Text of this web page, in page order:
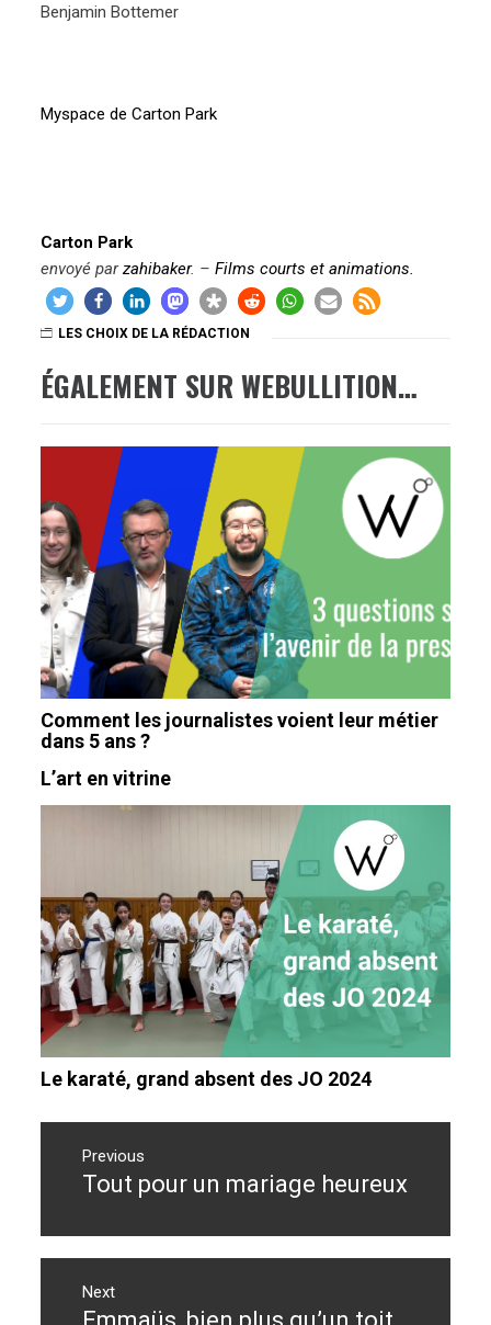
Benjamin Bottemer
Myspace de Carton Park
Carton Park
envoyé parzahibaker. –Films courts et animations.
LES CHOIX DE LA RÉDACTION
ÉGALEMENT SUR WEBULLITION…
Comment les journalistes voient leur métier
dans 5 ans ?
L’art en vitrine
Le karaté, grand absent des JO 2024
Navigation
l’article
Previous
Previous
Tout pour un mariage heureux
Next
Next